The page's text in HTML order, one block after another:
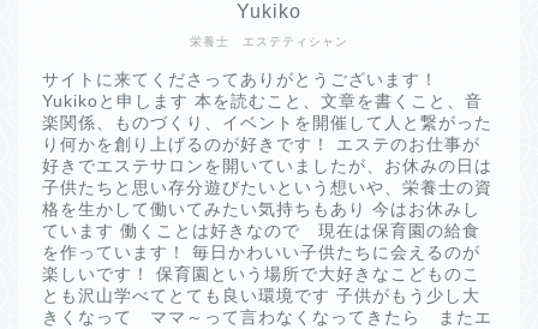
栄養士 エステティシャン
Yukiko
サイトに来てくださってありがとうございます！
Yukikoと申します 本を読むこと、文章を書くこと、音
楽関係、ものづくり、イベントを開催して人と繋がった
り何かを創り上げるのが好きです！ エステのお仕事が
好きでエステサロンを開いていましたが、お休みの日は
子供たちと思い存分遊びたいという想いや、栄養士の資
格を生かして働いてみたい気持ちもあり 今はお休みし
ています 働くことは好きなので 現在は保育園の給食
を作っています！ 毎日かわいい子供たちに会えるのが
楽しいです！ 保育園という場所で大好きなこどものこ
とも沢山学べてとても良い環境です 子供がもう少し大
きくなって ママ～って言わなくなってきたら またエ